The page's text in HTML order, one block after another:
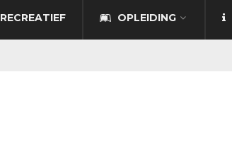
RECREATIEF OPLEIDING